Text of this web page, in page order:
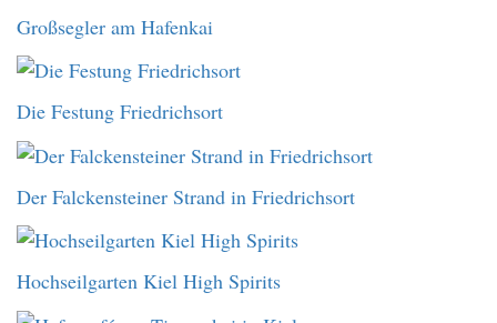
Großsegler am Hafenkai
Die Festung Friedrichsort
Der Falckensteiner Strand in Friedrichsort
Hochseilgarten Kiel High Spirits